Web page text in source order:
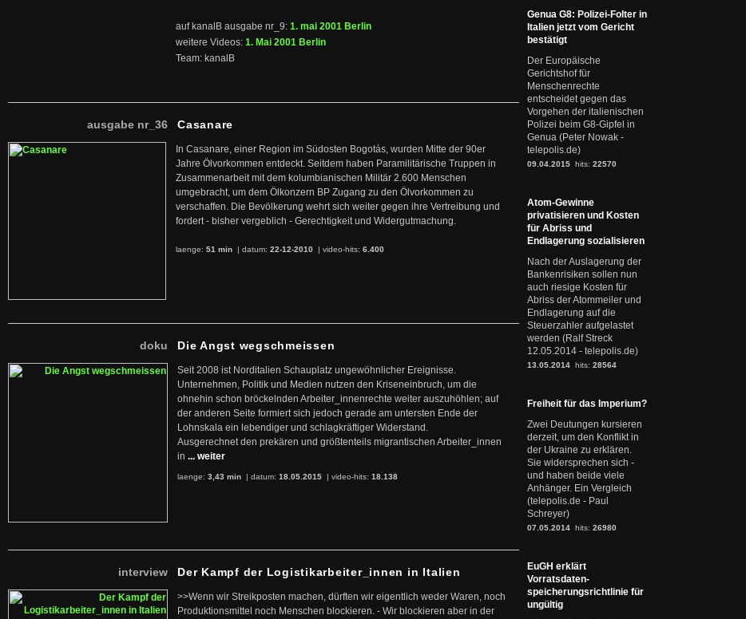
auf kanalB ausgabe nr_9: 1. mai 2001 Berlin
weitere Videos: 1. Mai 2001 Berlin
Team: kanalB
ausgabe nr_36 Casanare
In Casanare, einer Region im Südosten Bogotás, wurden Mitte der 90er
Jahre Ölvorkommen entdeckt. Seitdem haben Paramilitärische Truppen in
Zusammenarbeit mit dem kolumbianischen Militär 2.600 Menschen
umgebracht, um dem Ölkonzern BP Zugang zu den Ölvorkommen zu
verschaffen. Die Bevölkerung wehrt sich weiter gegen ihre Vertreibung und
fordert - bisher vergeblich - Gerechtigkeit und Widergutmachung.
laenge: 51 min | datum: 22-12-2010 | video-hits: 6.400
doku Die Angst wegschmeissen
Seit 2008 ist Norditalien Schauplatz ungewöhnlicher Ereignisse.
Unternehmen, Politik und Medien nutzen den Kriseneinbruch, um die
ohnehin schon bröckelnden Arbeiter_innenrechte weiter auszuhöhlen; auf
der anderen Seite formiert sich jedoch gerade am untersten Ende der
Lohnskala ein lebendiger und schlagkräftiger Widerstand.
Ausgerechnet den prekären und größtenteils migrantischen Arbeiter_innen
in ... weiter
laenge: 3,43 min | datum: 18.05.2015 | video-hits: 18.138
interview Der Kampf der Logistikarbeiter_innen in Italien
>>Wenn wir Streikposten machen, dürften wir eigentlich weder Waren, noch
Produktionsmittel noch Menschen blockieren. - Wir blockieren aber in der
Genua G8: Polizei-Folter in
Italien jetzt vom Gericht
bestätigt
Der Europäische
Gerichtshof für
Menschenrechte
entscheidet gegen das
Vorgehen der italienischen
Polizei beim G8-Gipfel in
Genua (Peter Nowak -
telepolis.de)
09.04.2015 hits: 22570
Atom-Gewinne
privatisieren und Kosten
für Abriss und
Endlagerung sozialisieren
Nach der Auslagerung der
Bankenrisiken sollen nun
auch riesige Kosten für
Abriss der Atommeiler und
Endlagerung auf die
Steuerzahler aufgelastet
werden (Ralf Streck
12.05.2014 - telepolis.de)
13.05.2014 hits: 28564
Freiheit für das Imperium?
Zwei Deutungen kursieren
derzeit, um den Konflikt in
der Ukraine zu erklären.
Sie widersprechen sich -
und haben beide viele
Anhänger. Ein Vergleich
(telepolis.de - Paul
Schreyer)
07.05.2014 hits: 26980
EuGH erklärt
Vorratsdaten-
speicherungsrichtlinie für
ungültig